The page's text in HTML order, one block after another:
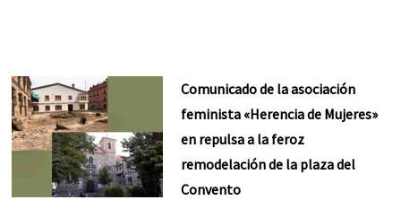
Comunicado de la asociación
feminista «Herencia de Mujeres»
en repulsa a la feroz
remodelación de la plaza del
Convento